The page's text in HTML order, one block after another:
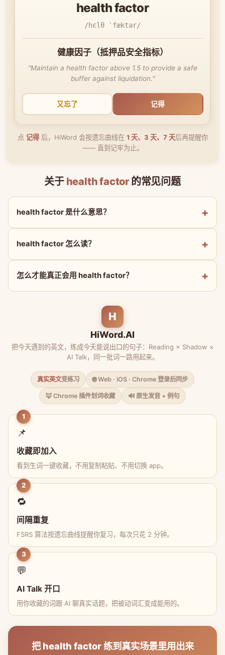
health factor
/hɛlθ ˈfæktər/
健康因子（抵押品安全指标）
"Maintain a health factor above 1.5 to provide a safe
buffer against liquidation."
又忘了 记得
点 记得后，HiWord 会按遗忘曲线在 1 天、3 天、7 天后再提醒你
—— 直到记牢为止。
关于 health factor 的常见问题
health factor 是什么意思？
health factor 怎么读？
怎么才能真正会用 health factor？
H
HiWord.AI
把今天遇到的英文，练成今天能说出口的句子：Reading × Shadow ×
AI Talk，同一批词一路用起来。
真实英文变练习 🌐 Web · iOS · Chrome 登录后同步
🦊 Chrome 插件划词收藏 🔊 原生发音 + 例句
1
📌
收藏即加入
看到生词一键收藏，不用复制粘贴、不用切换 app。
2
🔁
间隔重复
FSRS 算法按遗忘曲线提醒你复习，每次只花 2 分钟。
3
💬
AI Talk 开口
用你收藏的词跟 AI 聊真实话题，把被动词汇变成能用的。
把 health factor 练到真实场景里用出来